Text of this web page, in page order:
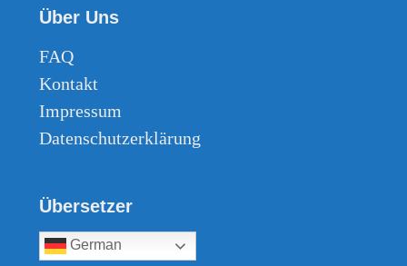
Über Uns
FAQ
Kontakt
Impressum
Datenschutzerklärung
Übersetzer
German